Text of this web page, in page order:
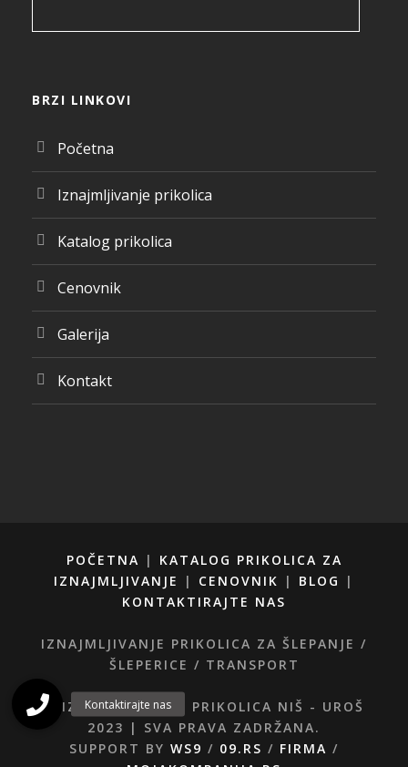
BRZI LINKOVI
Početna
Iznajmljivanje prikolica
Katalog prikolica
Cenovnik
Galerija
Kontakt
POČETNA | KATALOG PRIKOLICA ZA
IZNAJMLJIVANJE
| CENOVNIK | BLOG
|
KONTAKTIRAJTE NAS
IZNAJMLJIVANJE PRIKOLICA ZA ŠLEPANJE /
ŠLEPERICE / TRANSPORT
© IZNAJMLJIVANJE PRIKOLICA NIŠ - UROŠ
2023 | SVA PRAVA ZADRŽANA.
SUPPORT BY WS9 / 09.RS / FIRMA /